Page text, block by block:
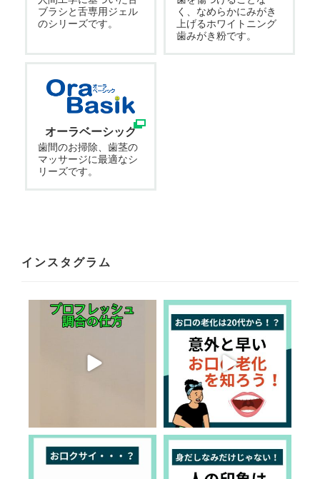
ブラシと舌専用ジェル
のシリーズです。
く、なめらかにみがき
上げるホワイトニング
歯みがき粉です。
オーラベーシック
歯間のお掃除、歯茎の
マッサージに最適なシ
リーズです。
インスタグラム